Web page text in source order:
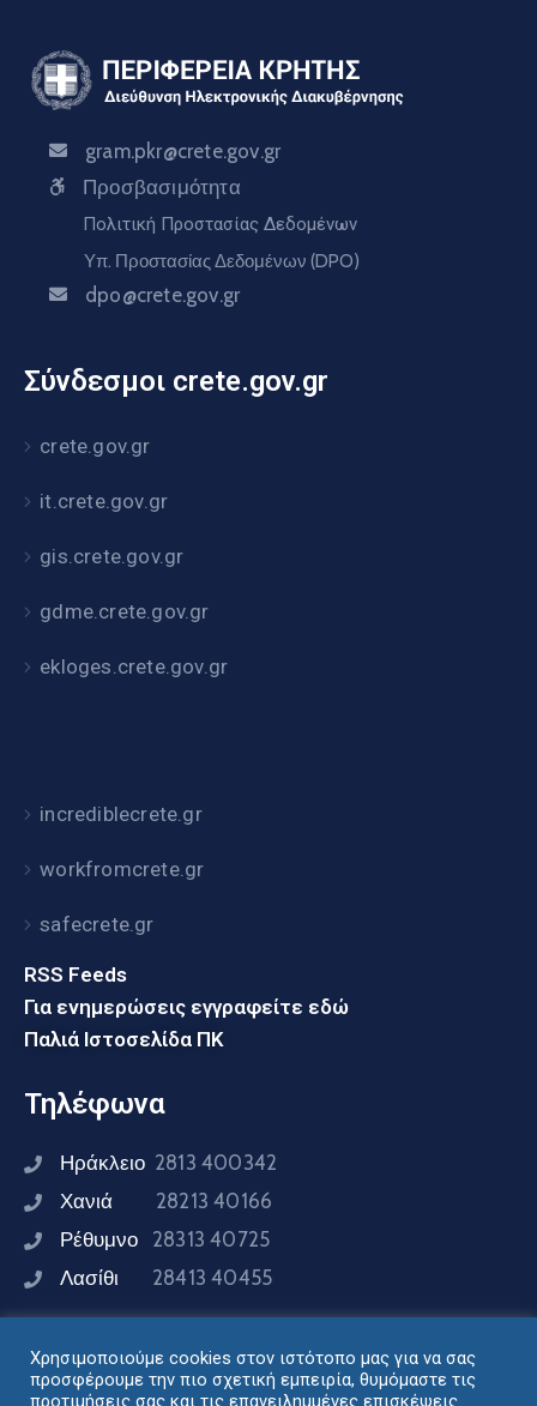
gram.pkr@crete.gov.gr
Προσβασιμότητα
Πολιτική Προστασίας Δεδομένων
Υπ. Προστασίας Δεδομένων (DPO)
dpo@crete.gov.gr
Σύνδεσμοι crete.gov.gr
crete.gov.gr
it.crete.gov.gr
gis.crete.gov.gr
gdme.crete.gov.gr
ekloges.crete.gov.gr
incrediblecrete.gr
workfromcrete.gr
safecrete.gr
RSS Feeds
Για ενημερώσεις εγγραφείτε εδώ
Παλιά Ιστοσελίδα ΠΚ
Τηλέφωνα
Ηράκλειο 2813 400342
Χανιά 28213 40166
Ρέθυμνο 28313 40725
Λασίθι 28413 40455
Συνδεθείτε μαζί μας
Χρησιμοποιούμε cookies στον ιστότοπο μας για να σας
προσφέρουμε την πιο σχετική εμπειρία, θυμόμαστε τις
προτιμήσεις σας και τις επανειλημμένες επισκέψεις.